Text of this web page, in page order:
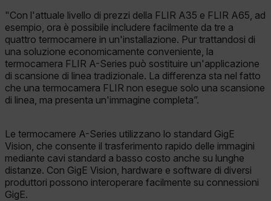
"Con l'attuale livello di prezzi della FLIR A35 e FLIR A65, ad
esempio, ora è possibile includere facilmente da tre a
quattro termocamere in un'installazione. Pur trattandosi di
una soluzione economicamente conveniente, la
termocamera FLIR A-Series può sostituire un'applicazione
di scansione di linea tradizionale. La differenza sta nel fatto
che una termocamera FLIR non esegue solo una scansione
di linea, ma presenta un'immagine completa”.
Le termocamere A-Series utilizzano lo standard GigE
Vision, che consente il trasferimento rapido delle immagini
mediante cavi standard a basso costo anche su lunghe
distanze. Con GigE Vision, hardware e software di diversi
produttori possono interoperare facilmente su connessioni
GigE.
cashrun_site_id
CS_FPC
customizerChangeKey
sf_territory
x-ms-cpim-cache|[-